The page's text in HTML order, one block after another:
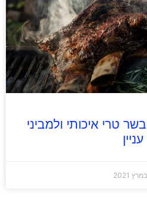
טרי איכותי ולמביני
עניין